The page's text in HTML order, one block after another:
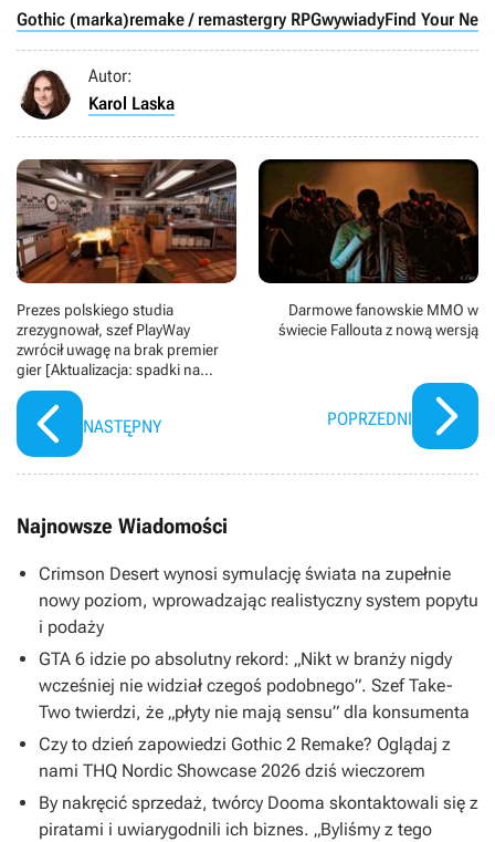
Gothic (marka)remake / remastergry RPGwywiadyFind Your
Autor:
Karol Laska
Prezes polskiego studia
zrezygnował, szef PlayWay
zwrócił uwagę na brak premier
gier [Aktualizacja: spadki na
giełdzie]
NASTĘPNY
Darmowe fanowskie MMO w
świecie Fallouta z nową wersją
POPRZEDNI
Najnowsze Wiadomości
Crimson Desert wynosi symulację świata na zupełnie
nowy poziom, wprowadzając realistyczny system popytu
i podaży
GTA 6 idzie po absolutny rekord: „Nikt w branży nigdy
wcześniej nie widział czegoś podobnego”. Szef Take-
Two twierdzi, że „płyty nie mają sensu” dla konsumenta
Czy to dzień zapowiedzi Gothic 2 Remake? Oglądaj z
nami THQ Nordic Showcase 2026 dziś wieczorem
By nakręcić sprzedaż, twórcy Dooma skontaktowali się z
piratami i uwiarygodnili ich biznes. „Byliśmy z tego